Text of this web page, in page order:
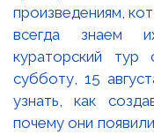
произведениям,
всегда знаем
кураторский
субботу, 15
узнать, как
почему они